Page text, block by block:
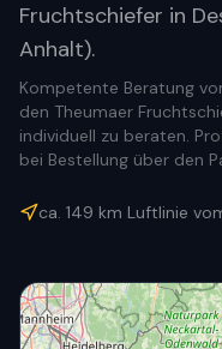
Fruchtschiefer in
Anhalt).
Kompetente Beratung
den Theumaer
individuell zu beraten.
bei Bestellung über den
ca. 149 km Luftlinie